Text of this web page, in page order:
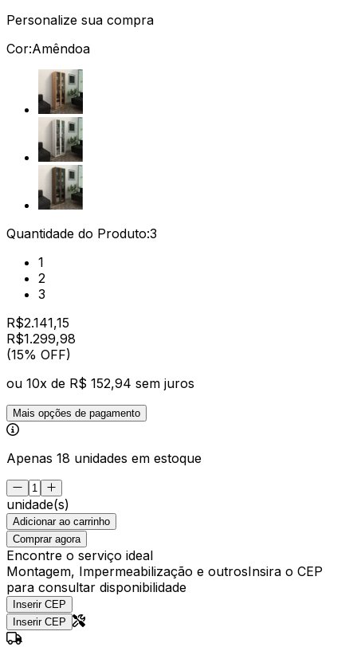
Personalize sua compra
Cor:Amêndoa
Quantidade do Produto:3
1
2
3
R$2.141,15
R$1.299,98
(15% OFF)
ou 10x de R$ 152,94 sem juros
Mais opções de pagamento
Apenas 18 unidades em estoque
unidade(s)
Adicionar ao carrinho
Comprar agora
Encontre o serviço ideal
Montagem, Impermeabilização e outrosInsira o CEP
para consultar disponibilidade
Inserir CEP
Inserir CEP